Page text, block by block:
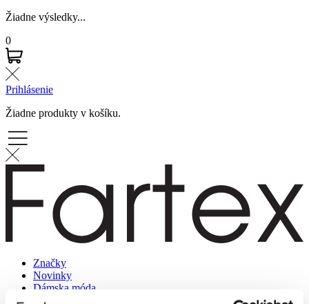
Žiadne výsledky...
0
Prihlásenie
Žiadne produkty v košíku.
Značky
Novinky
Dámska móda
Pánska móda